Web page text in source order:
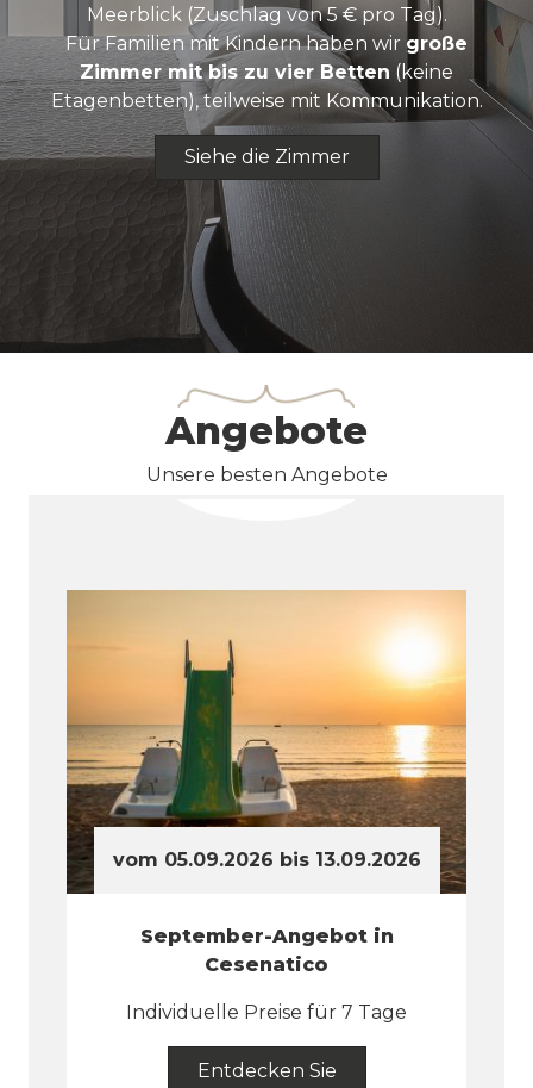
Meerblick (Zuschlag von 5 € pro Tag).
Für Familien mit Kindern haben wir große
Zimmer mit bis zu vier Betten (keine
Etagenbetten), teilweise mit Kommunikation.
Siehe die Zimmer
Angebote
Unsere besten Angebote
vom 05.09.2026 bis 13.09.2026
September-Angebot in
Cesenatico
Individuelle Preise für 7 Tage
Entdecken Sie